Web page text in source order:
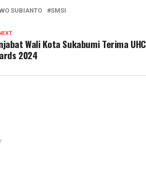
SUBIANTO SMSI
Wali Kota Sukabumi Terima UHC
2024